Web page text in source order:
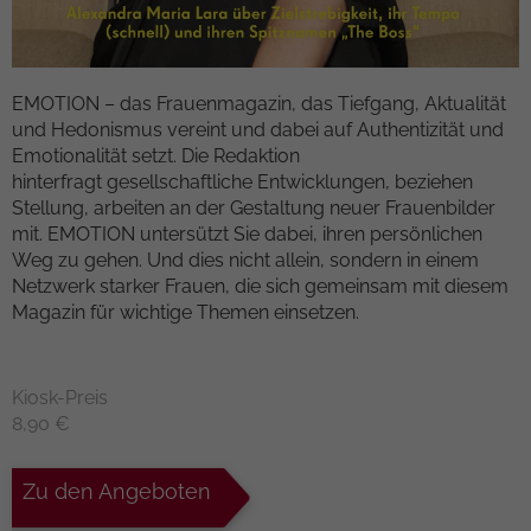
EMOTION – das Frauenmagazin, das Tiefgang, Aktualität
und Hedonismus vereint und dabei auf Authentizität und
Emotionalität setzt. Die Redaktion
hinterfragt gesellschaftliche Entwicklungen, beziehen
Stellung, arbeiten an der Gestaltung neuer Frauenbilder
mit. EMOTION untersützt Sie dabei, ihren persönlichen
Weg zu gehen. Und dies nicht allein, sondern in einem
Netzwerk starker Frauen, die sich gemeinsam mit diesem
Magazin für wichtige Themen einsetzen.
Kiosk-Preis
8,90 €
Zu den Angeboten
Anbieter TYPO3
Zweck
Dieses Cookie ist ein Standard-Session-
Cookie von TYPO3. Es speichert im Falle
eines Benutzer-Logins die Session-ID. So
kann der eingeloggte Benutzer
wiedererkannt werden und es wird ihm
Zugang zu geschützten Bereichen
gewährt.
Anbieter
Laufzeit 1 Monat
Enthält die gewählten Tracking-Optin-
Zweck
Kampagnendaten zu berechnen und die
Nutzung der Website für den
Die Cookies speichern Informationen
anonym und weisen eine randoly
generierte Nummer zu, um eindeutige
Besucher zu identifizieren.
Name _gid
Anbieter Google Analytics
Zweck
wie Besucher eine Website nutzen, und
hilft bei der Erstellung eines